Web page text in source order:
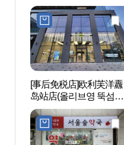
[事后免税店]欧利芙洋纛
岛站店(올리브영 뚝섬역
점)